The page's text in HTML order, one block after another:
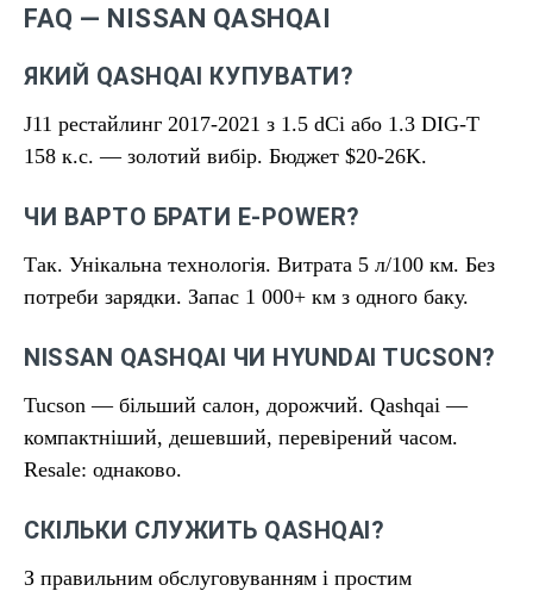
FAQ — NISSAN QASHQAI
ЯКИЙ QASHQAI КУПУВАТИ?
J11 рестайлинг 2017-2021 з 1.5 dCi або 1.3 DIG-T
158 к.с. — золотий вибір. Бюджет $20-26K.
ЧИ ВАРТО БРАТИ E-POWER?
Так. Унікальна технологія. Витрата 5 л/100 км. Без
потреби зарядки. Запас 1 000+ км з одного баку.
NISSAN QASHQAI ЧИ HYUNDAI TUCSON?
Tucson — більший салон, дорожчий. Qashqai —
компактніший, дешевший, перевірений часом.
Resale: однаково.
СКІЛЬКИ СЛУЖИТЬ QASHQAI?
З правильним обслуговуванням і простим